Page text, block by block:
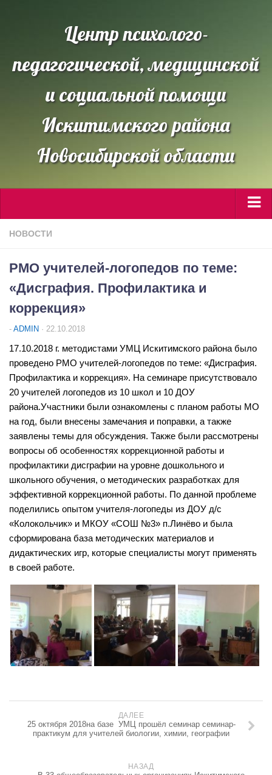
Центр психолого-
педагогической, медицинской
и социальной помощи
Искитимского района
Новосибирской области
Сведения об ОО
Реализация Единой модели профориентации
ТПМПК
Работа со ШНОР
Методические рекомендации
Аттестация педагогических работников
Развитие учительского потенциала
Семинары
Курсовая подготовка
Система поддержки талантливых детей
Всероссийская олимпиада школьников
НПК школьников
Фестиваль ученических проектов
Лучшие проектные и исследовательские работы
Библиотека
Документы
Сетевой учитель
Адреса педагогического опыта
Требования к публикации
Русский язык и литература
Иностранный язык
НОВОСТИ
РМО учителей-логопедов по теме:
«Дисграфия. Профилактика и
коррекция»
- ADMIN · 22.10.2018
17.10.2018 г. методистами УМЦ Искитимского района было
проведено РМО учителей-логопедов по теме: «Дисграфия.
Профилактика и коррекция». На семинаре присутствовало
20 учителей логопедов из 10 школ и 10 ДОУ
района.Участники были ознакомлены с планом работы МО
на год, были внесены замечания и поправки, а также
заявлены темы для обсуждения. Также были рассмотрены
вопросы об особенностях коррекционной работы и
профилактики дисграфии на уровне дошкольного и
школьного обучения, о методических разработках для
эффективной коррекционной работы. По данной проблеме
поделились опытом учителя-логопеды из ДОУ д/с
«Колокольчик» и МКОУ «СОШ №3» п.Линёво и была
сформирована база методических материалов и
дидактических игр, которые специалисты могут применять
в своей работе.
ДАЛЕЕ
25 октября 2018на базе УМЦ прошёл семинар семинар-
практикум для учителей биологии, химии, географии
НАЗАД